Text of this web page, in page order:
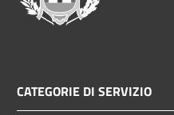
CATEGORIE DI SERVIZIO